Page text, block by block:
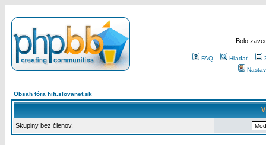
Bolo
FAQ Hľadať
Obsah fóra hifi.slovanet.sk
Skupiny bez členov.